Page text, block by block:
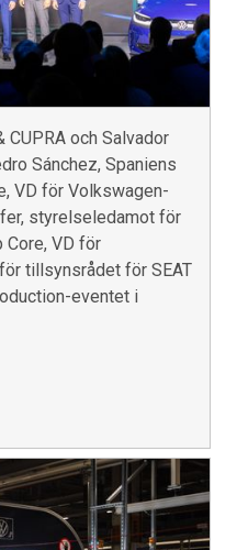
CUPRA och Salvador
Sánchez, Spaniens
VD för Volkswagen-
styrelseledamot för
Core, VD för
tillsynsrådet för SEAT
eventet i